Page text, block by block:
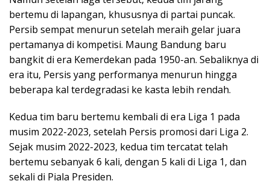
bertemu di lapangan, khususnya di partai puncak.
Persib sempat menurun setelah meraih gelar juara
pertamanya di kompetisi. Maung Bandung baru
bangkit di era Kemerdekan pada 1950-an. Sebaliknya di
era itu, Persis yang performanya menurun hingga
beberapa kal terdegradasi ke kasta lebih rendah.
Kedua tim baru bertemu kembali di era Liga 1 pada
musim 2022-2023, setelah Persis promosi dari Liga 2.
Sejak musim 2022-2023, kedua tim tercatat telah
bertemu sebanyak 6 kali, dengan 5 kali di Liga 1, dan
sekali di Piala Presiden.